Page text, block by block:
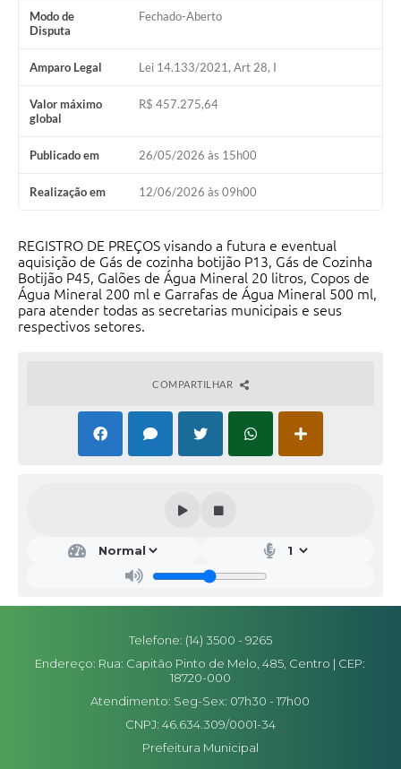
Modo de
Disputa
Fechado-Aberto
Amparo Legal Lei 14.133/2021, Art 28, I
Valor máximo
global
R$ 457.275,64
Publicado em 26/05/2026 às 15h00
Realização em 12/06/2026 às 09h00
REGISTRO DE PREÇOS visando a futura e eventual
aquisição de Gás de cozinha botijão P13, Gás de Cozinha
Botijão P45, Galões de Água Mineral 20 litros, Copos de
Água Mineral 200 ml e Garrafas de Água Mineral 500 ml,
para atender todas as secretarias municipais e seus
respectivos setores.
COMPARTILHAR
Telefone: (14) 3500 - 9265
Endereço: Rua: Capitão Pinto de Melo, 485, Centro | CEP:
18720-000
Atendimento: Seg-Sex: 07h30 - 17h00
CNPJ: 46.634.309/0001-34
Prefeitura Municipal